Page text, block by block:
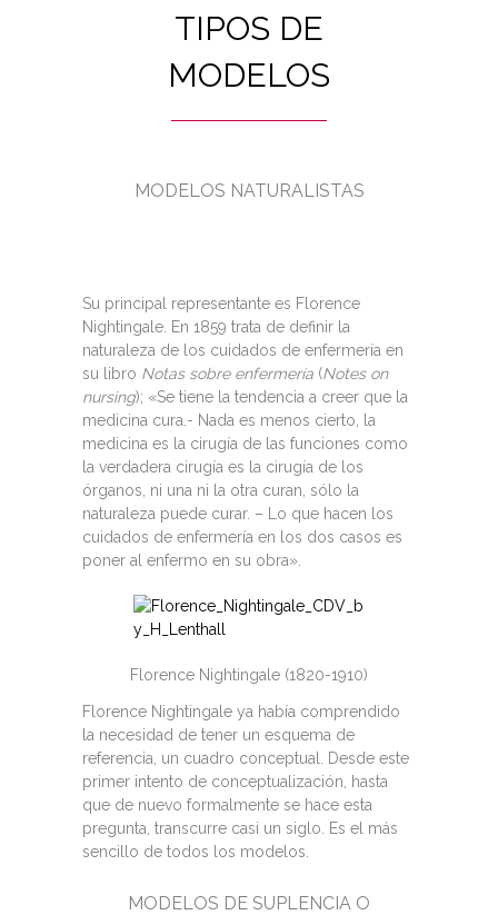
TIPOS DE
MODELOS
MODELOS NATURALISTAS
Su principal representante es Florence
Nightingale. En 1859 trata de definir la
naturaleza de los cuidados de enfermería en
su libro Notas sobre enfermería (Notes on
nursing); «Se tiene la tendencia a creer que la
medicina cura.- Nada es menos cierto, la
medicina es la cirugía de las funciones como
la verdadera cirugía es la cirugía de los
órganos, ni una ni la otra curan, sólo la
naturaleza puede curar. – Lo que hacen los
cuidados de enfermería en los dos casos es
poner al enfermo en su obra».
Florence Nightingale (1820-1910)
Florence Nightingale ya había comprendido
la necesidad de tener un esquema de
referencia, un cuadro conceptual. Desde este
primer intento de conceptualización, hasta
que de nuevo formalmente se hace esta
pregunta, transcurre casi un siglo. Es el más
sencillo de todos los modelos.
MODELOS DE SUPLENCIA O